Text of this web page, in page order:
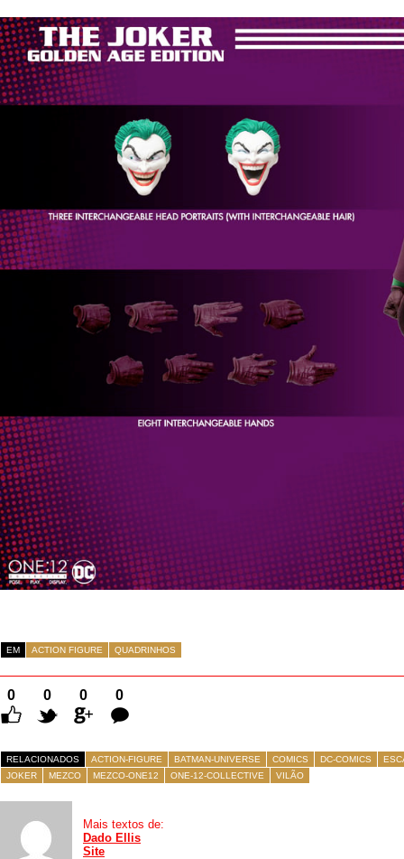
EM ACTION FIGURE QUADRINHOS
0 0 0
0
Comentários
RELACIONADOS ACTION-FIGURE BATMAN-UNIVERSE COMICS DC-COMICS
JOKER
MEZCO MEZCO-ONE12 ONE-12-COLLECTIVE VILÃO
Mais textos de:
Dado Ellis
Site